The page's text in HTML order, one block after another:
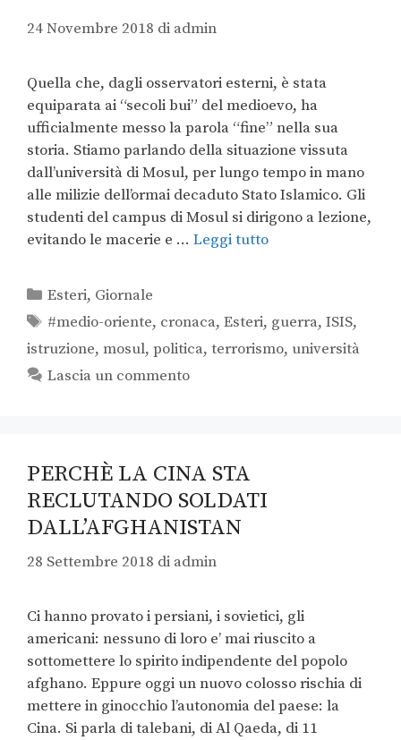
24 Novembre 2018 di admin
Quella che, dagli osservatori esterni, è stata
equiparata ai “secoli bui” del medioevo, ha
ufficialmente messo la parola “fine” nella sua
storia. Stiamo parlando della situazione vissuta
dall’università di Mosul, per lungo tempo in mano
alle milizie dell’ormai decaduto Stato Islamico. Gli
studenti del campus di Mosul si dirigono a lezione,
evitando le macerie e … Leggi tutto
Esteri, Giornale
#medio-oriente, cronaca,Esteri, guerra,ISIS,
istruzione, mosul, politica, terrorismo, università
Lascia un commento
PERCHÈ LA CINA STA
RECLUTANDO SOLDATI
DALL’AFGHANISTAN
28 Settembre 2018 di admin
Ci hanno provato i persiani, i sovietici, gli
americani: nessuno di loro e’ mai riuscito a
sottomettere lo spirito indipendente del popolo
afghano. Eppure oggi un nuovo colosso rischia di
mettere in ginocchio l’autonomia del paese: la
Cina. Si parla di talebani, di Al Qaeda, di 11